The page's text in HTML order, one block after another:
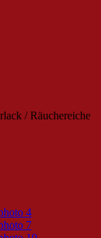
/ Räuchereiche